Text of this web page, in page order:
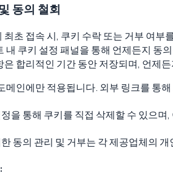
동의 철회
초 접속 시, 쿠키 수락 또는 거부 여부
내 쿠키 설정 패널을 통해 언제든지 동
합리적인 기간 동안 저장되며, 언제
인에만 적용됩니다. 외부 링크를 통
을 통해 쿠키를 직접 삭제할 수 있으
동의 관리 및 거부는 각 제공업체의